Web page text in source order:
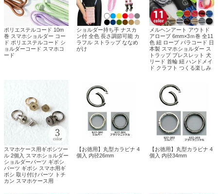
ポリエステルコード 10m
巻 スマホショルダー コー
ド ポリエステルコード シ
ョルダーコード スマホコ
ード
ショルダー持ち手 ナスカ
ン付 全色 長さ調節可能 カ
ラフル ストラップ ななめ
がけ
メルヘンアート アウトド
アロープ 6mm×3ｍ巻 全11
色 紐 ロープ パラコード 日
本製 スマホショルダー ス
トラップ ブレスレット 犬
リード 首輪 紐 ハンドメイ
ド クラフト つくる楽しみ
スマホケース用ギボシツー
ル 2個入 スマホショルダー
ショルダーパーツ ギボシ
パーツ ギボシ スマホ用ギ
ボシ 取り付けパーツ トチ
カン スマホケース用
【お徳用】丸型カラビナ 4
個入 内径26mm
【お徳用】丸型カラビナ 4
個入 内径34mm